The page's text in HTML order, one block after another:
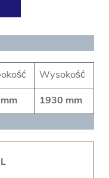
Wysokość
1930 mm